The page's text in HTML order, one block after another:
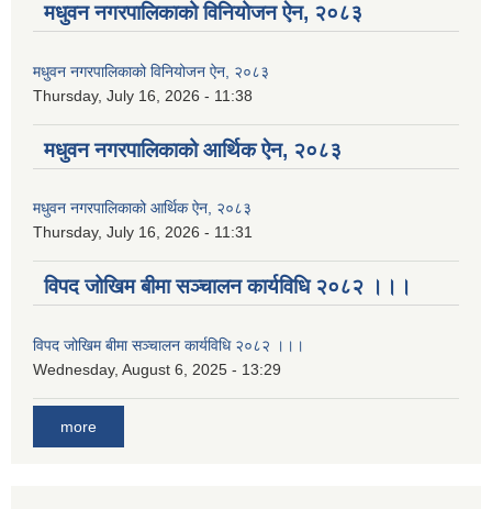
मधुवन नगरपालिकाको विनियोजन ऐन, २०८३
मधुवन नगरपालिकाको विनियोजन ऐन, २०८३
Thursday, July 16, 2026 - 11:38
मधुवन नगरपालिकाको आर्थिक ऐन, २०८३
मधुवन नगरपालिकाको आर्थिक ऐन, २०८३
Thursday, July 16, 2026 - 11:31
विपद जोखिम बीमा सञ्चालन कार्यविधि २०८२ ।।।
विपद जोखिम बीमा सञ्चालन कार्यविधि २०८२ ।।।
Wednesday, August 6, 2025 - 13:29
more